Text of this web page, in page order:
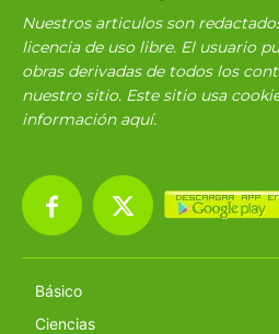
Nuestros articulos son
licencia de uso libre. El usuario
obras derivadas de todos los
nuestro sitio. Este sitio usa
información aquí.
Básico
Ciencias